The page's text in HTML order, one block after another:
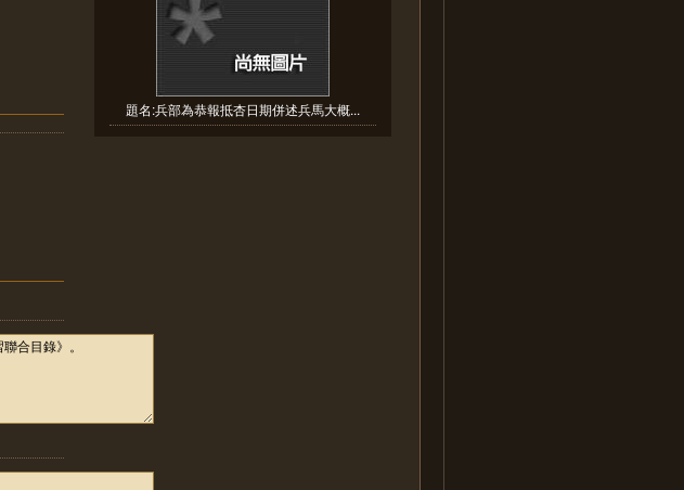
題名:兵部為恭報抵杏日期併述兵馬大概...